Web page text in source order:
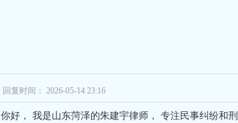
回复时间： 2026-05-14 23:16
你好， 我是山东菏泽的朱建宇律师， 专注民事纠纷和